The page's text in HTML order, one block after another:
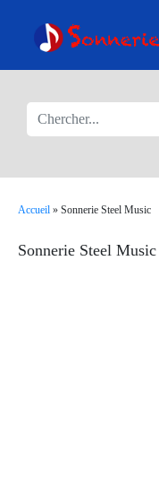
Accueil » Sonnerie Steel Music
Sonnerie Steel Music